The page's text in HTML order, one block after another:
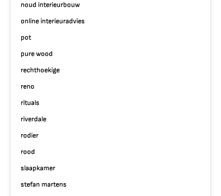
noud interieurbouw
online interieuradvies
pot
pure wood
rechthoekige
reno
rituals
riverdale
rodier
rood
slaapkamer
stefan martens